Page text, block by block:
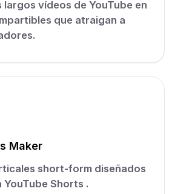
largos vídeos de YouTube en
que atraigan a
Maker
short-form diseñados
Shorts .